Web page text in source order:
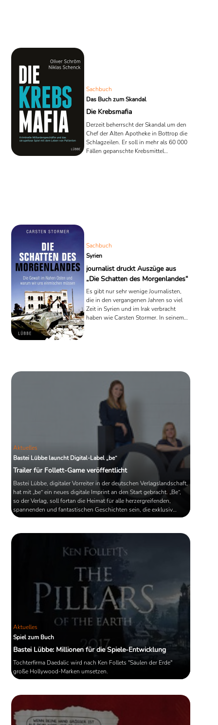
Sachbuch
Das Buch zum Skandal
Die Krebsmafia
Derzeit beherrscht der Skandal um den
Chef der Alten Apotheke in Bottrop die
Schlagzeilen. Er soll in mehr als 60 000
Fällen gepanschte Krebsmittel
Sachbuch
Syrien
journalist druckt Auszüge aus
„Die Schatten des Morgenlandes“
Es gibt nur sehr wenige Journalisten,
die in den vergangenen Jahren so viel
Zeit in Syrien und im Irak verbracht
haben wie Carsten Stormer. In seinem
Aktuelles
Bastei Lübbe launcht Digital-Label „be“
Trailer für Follett-Game veröffentlicht
Bastei Lübbe, digitaler Vorreiter in der deutschen Verlagslandschaft,
hat mit „be“ ein neues digitale Imprint an den Start gebracht. „Be“,
so der Verlag, soll fortan die Heimat für alle herzergreifenden,
spannenden und fantastischen Geschichten sein, die exklusiv
digital erscheinen.
Aktuelles
Spiel zum Buch
Bastei Lübbe: Millionen für die Spiele-Entwicklung
Tochterfirma Daedalic wird nach Ken Follets "Säulen der Erde"
große Hollywood-Marken umsetzen.